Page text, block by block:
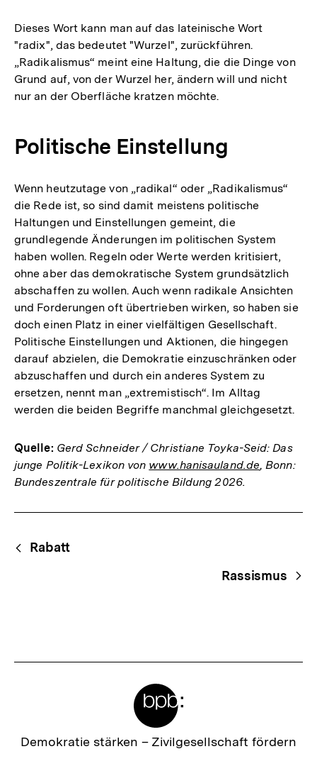
Dieses Wort kann man auf das lateinische Wort
"radix", das bedeutet "Wurzel", zurückführen.
„Radikalismus“ meint eine Haltung, die die Dinge von
Grund auf, von der Wurzel her, ändern will und nicht
nur an der Oberfläche kratzen möchte.
Politische Einstellung
Wenn heutzutage von „radikal“ oder „Radikalismus“
die Rede ist, so sind damit meistens politische
Haltungen und Einstellungen gemeint, die
grundlegende Änderungen im politischen System
haben wollen. Regeln oder Werte werden kritisiert,
ohne aber das demokratische System grundsätzlich
abschaffen zu wollen. Auch wenn radikale Ansichten
und Forderungen oft übertrieben wirken, so haben sie
doch einen Platz in einer vielfältigen Gesellschaft.
Politische Einstellungen und Aktionen, die hingegen
darauf abzielen, die Demokratie einzuschränken oder
abzuschaffen und durch ein anderes System zu
ersetzen, nennt man „extremistisch“. Im Alltag
werden die beiden Begriffe manchmal gleichgesetzt.
Quelle: Gerd Schneider / Christiane Toyka-Seid: Das
junge Politik-Lexikon von www.hanisauland.de, Bonn:
Bundeszentrale für politische Bildung 2026.
Begriffsnavigation
Content-
Navigation
Rabatt
Rassismus
Zur
Demokratie stärken – Zivilgesellschaft fördern